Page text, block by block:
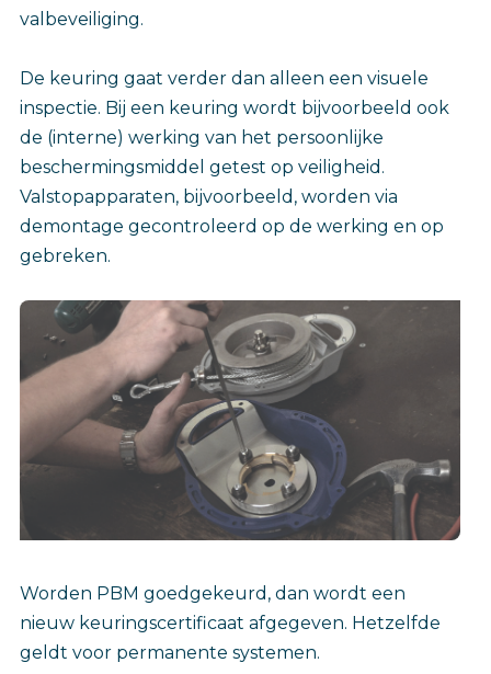
valbeveiliging.
De keuring gaat verder dan alleen een visuele
inspectie. Bij een keuring wordt bijvoorbeeld ook
de (interne) werking van het persoonlijke
beschermingsmiddel getest op veiligheid.
Valstopapparaten, bijvoorbeeld, worden via
demontage gecontroleerd op de werking en op
gebreken.
Worden PBM goedgekeurd, dan wordt een
nieuw keuringscertificaat afgegeven. Hetzelfde
geldt voor permanente systemen.